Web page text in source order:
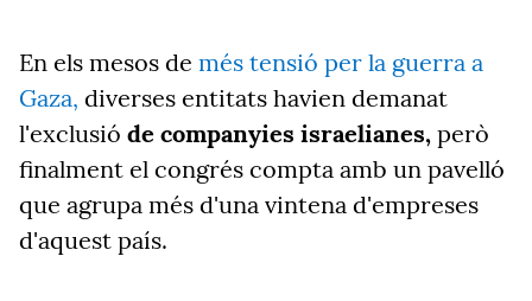
En els mesos de més tensió per la guerra a
Gaza, diverses entitats havien demanat
l'exclusió de companyies israelianes, però
finalment el congrés compta amb un pavelló
que agrupa més d'una vintena d'empreses
d'aquest país.